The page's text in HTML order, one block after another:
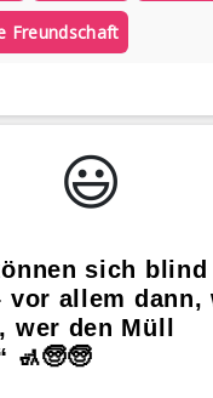
Freundschaft
😃️
sich blind
vor allem dann,
wer den Müll
🚮🧓🧓